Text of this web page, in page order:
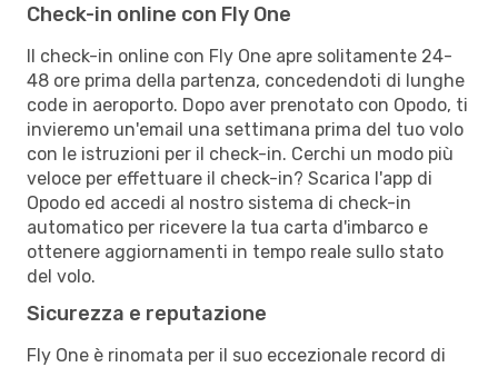
Check-in online con Fly One
Il check-in online con Fly One apre solitamente 24-
48 ore prima della partenza, concedendoti di lunghe
code in aeroporto. Dopo aver prenotato con Opodo, ti
invieremo un'email una settimana prima del tuo volo
con le istruzioni per il check-in. Cerchi un modo più
veloce per effettuare il check-in? Scarica l'app di
Opodo ed accedi al nostro sistema di check-in
automatico per ricevere la tua carta d'imbarco e
ottenere aggiornamenti in tempo reale sullo stato
del volo.
Sicurezza e reputazione
Fly One è rinomata per il suo eccezionale record di